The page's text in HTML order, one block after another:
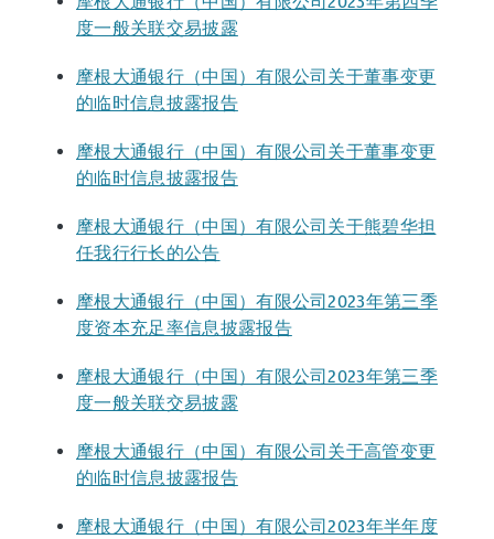
度一般关联交易披露
摩根大通银行（中国）有限公司关于董事变更
的临时信息披露报告
摩根大通银行（中国）有限公司关于董事变更
的临时信息披露报告
摩根大通银行（中国）有限公司关于熊碧华担
任我行行长的公告
摩根大通银行（中国）有限公司2023年第三季
度资本充足率信息披露报告
摩根大通银行（中国）有限公司2023年第三季
度一般关联交易披露
摩根大通银行（中国）有限公司关于高管变更
的临时信息披露报告
摩根大通银行（中国）有限公司2023年半年度